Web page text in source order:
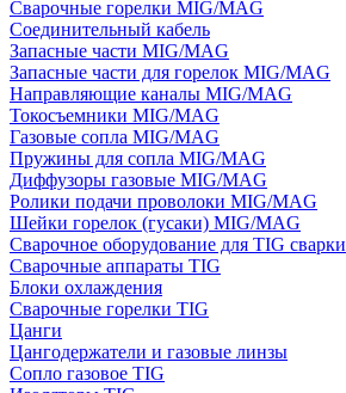
Сварочные горелки MIG/MAG
Соединительный кабель
Запасные части MIG/MAG
Запасные части для горелок MIG/MAG
Направляющие каналы MIG/MAG
Токосъемники MIG/MAG
Газовые сопла MIG/MAG
Пружины для сопла MIG/MAG
Диффузоры газовые MIG/MAG
Ролики подачи проволоки MIG/MAG
Шейки горелок (гусаки) MIG/MAG
Сварочное оборудование для TIG сварки
Сварочные аппараты TIG
Блоки охлаждения
Сварочные горелки TIG
Цанги
Цангодержатели и газовые линзы
Сопло газовое TIG